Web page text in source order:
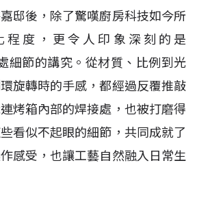
邸後，除了驚嘆廚房科技如今所
程度，更令人印象深刻的是
細節的講究。從材質、比例到光
旋轉時的手感，都經過反覆推敲
烤箱內部的焊接處，也被打磨得
看似不起眼的細節，共同成就了
感受，也讓工藝自然融入日常生